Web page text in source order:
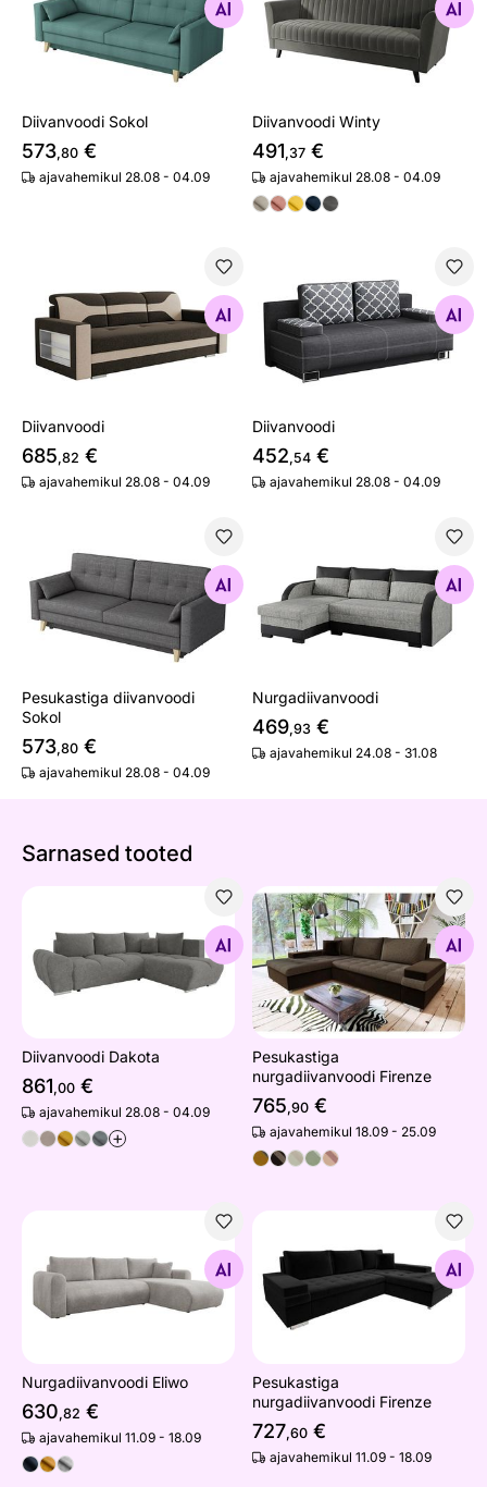
Otsi sarnaseid
Diivanvoodi Sokol
573,80 €
ajavahemikul 28.08 - 04.09
Otsi sarnaseid
Diivanvoodi Winty
491,37 €
ajavahemikul 28.08 - 04.09
Diivanvoodi
Otsi sarnaseid
Diivanvoodi
685,82 €
ajavahemikul 28.08 - 04.09
Diivanvoodi
Otsi sarnaseid
Diivanvoodi
452,54 €
ajavahemikul 28.08 - 04.09
Pesukastiga diivanvoodi Sokol
Otsi sarnaseid
Pesukastiga diivanvoodi
Sokol
573,80 €
ajavahemikul 28.08 - 04.09
Otsi sarnaseid
Nurgadiivanvoodi
469,93 €
ajavahemikul 24.08 - 31.08
Sarnased tooted
Otsi sarnaseid
Diivanvoodi Dakota
861,00 €
ajavahemikul 28.08 - 04.09
+
Pesukastiga
Otsi sarnaseid
Pesukastiga
nurgadiivanvoodi Firenze
765,90 €
ajavahemikul 18.09 - 25.09
Otsi sarnaseid
Nurgadiivanvoodi Eliwo
630,82 €
ajavahemikul 11.09 - 18.09
Pesukastiga
Otsi sarnaseid
Pesukastiga
nurgadiivanvoodi Firenze
727,60 €
ajavahemikul 11.09 - 18.09